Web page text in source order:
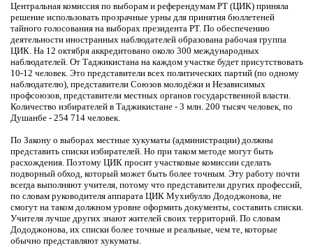
Центральная комиссия по выборам и референдумам РТ (ЦИК) приняла
решение использовать прозрачные урны для принятия бюллетеней
тайного голосования на выборах президента РТ. По обеспечению
деятельности иностранных наблюдателей образована рабочая группа
ЦИК. На 12 октября аккредитовано около 300 международных
наблюдателей. От Таджикистана на каждом участке будет присутствовать
10-12 человек. Это представители всех политических партий (по одному
наблюдателю), представители Союзов молодёжи и Независимых
профсоюзов, представители местных органов государственной власти.
Количество избирателей в Таджикистане - 3 млн. 200 тысяч человек, по
Душанбе - 254 714 человек.
По Закону о выборах местные хукуматы (администрации) должны
представить списки избирателей. Но при таком методе могут быть
расхождения. Поэтому ЦИК просит участковые комиссии сделать
подворный обход, который может быть более точным. Эту работу почти
всегда выполняют учителя, потому что представители других профессий,
по словам руководителя аппарата ЦИК Мухибулло Дододжонова, не
смогут на таком должном уровне оформить документы, составить списки.
Учителя лучше других знают жителей своих территорий. По словам
Дододжонова, их списки более точные и реальные, чем те, которые
обычно представляют хукуматы.